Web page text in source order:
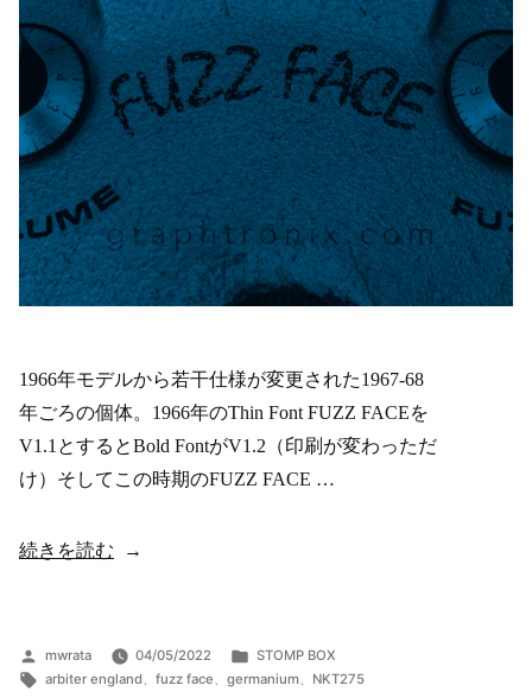
1966年モデルから若干仕様が変更された1967-68
年ごろの個体。1966年のThin Font FUZZ FACEを
V1.1とするとBold FontがV1.2（印刷が変わっただ
け）そしてこの時期のFUZZ FACE …
“1967/68
ENGLAND
–
続きを読む
投
稿
mwrata 04/05/2022
カ
テ
STOMP BOX
タ
arbiter england、 fuzz face、 germanium、 NKT275